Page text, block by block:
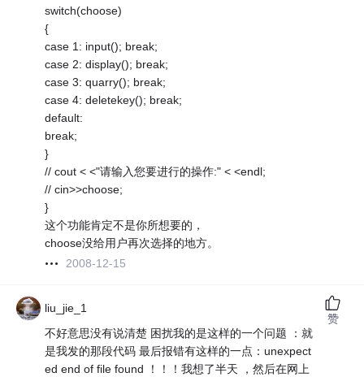
switch(choose)
{
case 1: input(); break;
case 2: display(); break;
case 3: quarry(); break;
case 4: deletekey(); break;
default:
break;
}
// cout < <"请输入您要进行的操作:" < <endl;
// cin>>choose;
}
这个功能肯定不是你所想要的，
choose没给用户再次选择的地方。
2008-12-15
liu_jie_1
不好意思没有说清楚 困扰我的是这样的一个问题 ：就
是我发的那段代码 最后报错有这样的一点：unexpect
ed end of file found ！！！我想了半天 ，然后在网上
赞